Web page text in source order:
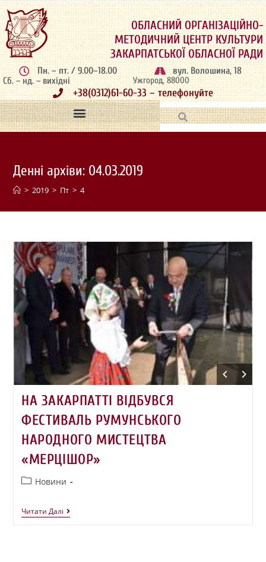
ОБЛАСНИЙ ОРГАНІЗАЦІЙНО-
МЕТОДИЧНИЙ ЦЕНТР КУЛЬТУРИ
ЗАКАРПАТСЬКОЇ ОБЛАСНОЇ РАДИ
Пн. – пт. / 9.00–18.00
Сб. – нд. – вихідні
вул. Волошина, 18
Ужгород, 88000
+38(0312)61-60-33 – телефонуйте
Денні архіви: 04.03.2019
> 2019 > Пт > 4
НА ЗАКАРПАТТІ ВІДБУВСЯ
ФЕСТИВАЛЬ РУМУНСЬКОГО
НАРОДНОГО МИСТЕЦТВА
«МЕРЦІШОР»
Новини
Читати Далі